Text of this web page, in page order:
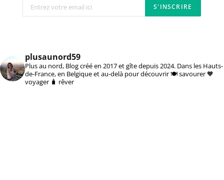
plusaunord59
Plus au nord, Blog créé en 2017 et gîte depuis 2024. Dans les Hauts-
de-France, en Belgique et au-delà pour découvrir 🍽️ savourer 🧡
voyager 🧳 rêver